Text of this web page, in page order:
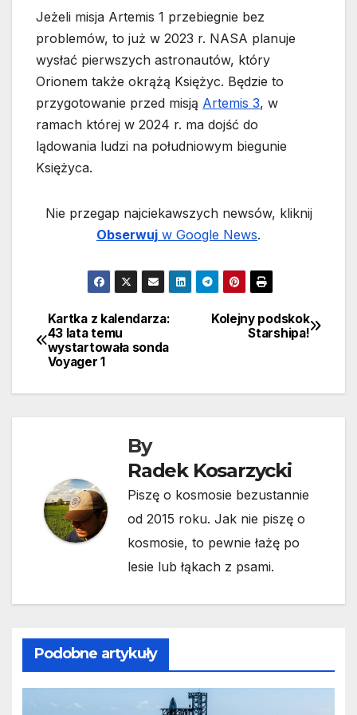
Jeżeli misja Artemis 1 przebiegnie bez
problemów, to już w 2023 r. NASA planuje
wysłać pierwszych astronautów, który
Orionem także okrążą Księżyc. Będzie to
przygotowanie przed misją Artemis 3, w
ramach której w 2024 r. ma dojść do
lądowania ludzi na południowym biegunie
Księżyca.
Nie przegap najciekawszych newsów, kliknij
Obserwuj w Google News.
Nawigacja
wpisu
Kolejny podskok
Starshipa!
Kartka z kalendarza:
43 lata temu
wystartowała sonda
Voyager 1
By
Radek Kosarzycki
Piszę o kosmosie bezustannie
od 2015 roku. Jak nie piszę o
kosmosie, to pewnie łażę po
lesie lub łąkach z psami.
Podobne artykuły